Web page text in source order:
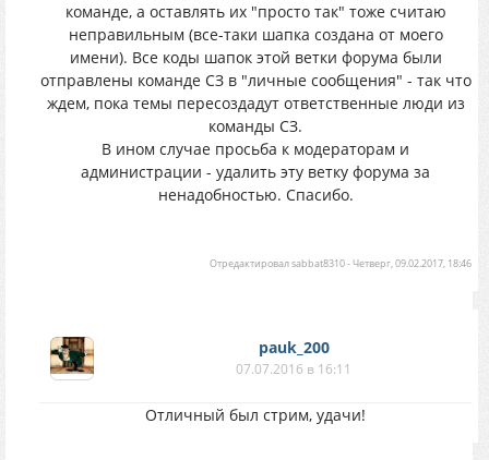
команде, а оставлять их "просто так" тоже считаю
неправильным (все-таки шапка создана от моего
имени). Все коды шапок этой ветки форума были
отправлены команде СЗ в "личные сообщения" - так что
ждем, пока темы пересоздадут ответственные люди из
команды СЗ.
В ином случае просьба к модераторам и
администрации - удалить эту ветку форума за
ненадобностью. Спасибо.
Отредактировалsabbat8310-Четверг, 09.02.2017, 18:46
pauk_200
07.07.2016 в 16:11
Отличный был стрим, удачи!